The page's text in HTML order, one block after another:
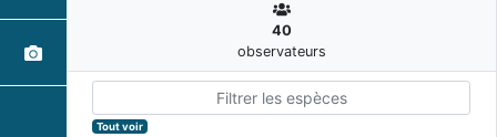
40
observateurs
Tout voir